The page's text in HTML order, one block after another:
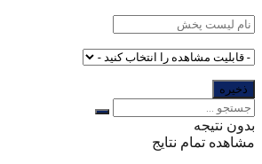
بدون نتیجه
مشاهده تمام نتایج